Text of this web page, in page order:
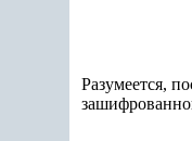
Разумеется,